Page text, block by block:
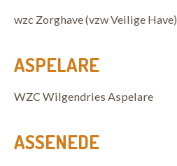
wzc Zorghave (vzw Veilige Have)
ASPELARE
WZC Wilgendries Aspelare
ASSENEDE